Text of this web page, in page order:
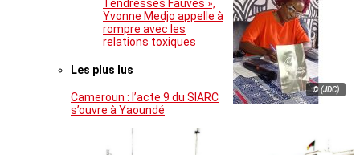
© (JDC)
Tendresses Fauves »,
Yvonne Medjo appelle à
rompre avec les
relations toxiques
Les plus lus
Cameroun : l’acte 9 du SIARC
s’ouvre à Yaoundé